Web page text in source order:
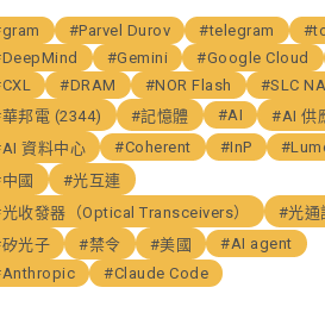
#Parvel Durov #telegram
#Gemini #Google Cloud
#DRAM #NOR Flash
#SLC
邦電 (2344)
#記憶體 #AI
#AI 供
資料中心
#Coherent #InP
國
#光互連
收發器（Optical Transceivers）
#光通
光子
#禁令 #美國
#AI agent
#Claude Code